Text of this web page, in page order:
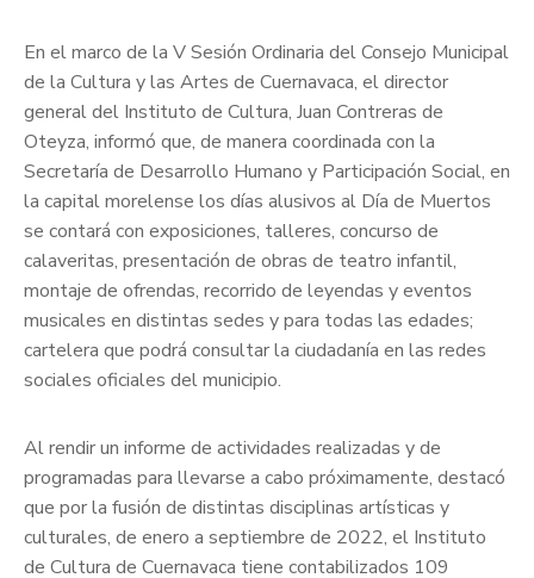
En el marco de la V Sesión Ordinaria del Consejo Municipal
de la Cultura y las Artes de Cuernavaca, el director
general del Instituto de Cultura, Juan Contreras de
Oteyza, informó que, de manera coordinada con la
Secretaría de Desarrollo Humano y Participación Social, en
la capital morelense los días alusivos al Día de Muertos
se contará con exposiciones, talleres, concurso de
calaveritas, presentación de obras de teatro infantil,
montaje de ofrendas, recorrido de leyendas y eventos
musicales en distintas sedes y para todas las edades;
cartelera que podrá consultar la ciudadanía en las redes
sociales oficiales del municipio.
Al rendir un informe de actividades realizadas y de
programadas para llevarse a cabo próximamente, destacó
que por la fusión de distintas disciplinas artísticas y
culturales, de enero a septiembre de 2022, el Instituto
de Cultura de Cuernavaca tiene contabilizados 109